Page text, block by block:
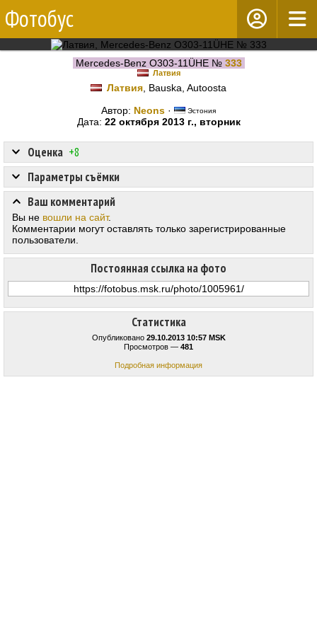
Фотобус
Mercedes-Benz O303-11ÜHE № 333
Латвия
Латвия , Bauska, Autoosta
Автор: Neons · Эстония
Дата: 22 октября 2013 г., вторник
Статистика
Опубликовано 29.10.2013 10:57 MSK
Просмотров — 481
Подробная информация
Оценка +8
Постоянная ссылка на фото
Параметры съёмки
Ваш комментарий
Вы не вошли на сайт.
Комментарии могут оставлять только зарегистрированные
пользователи.